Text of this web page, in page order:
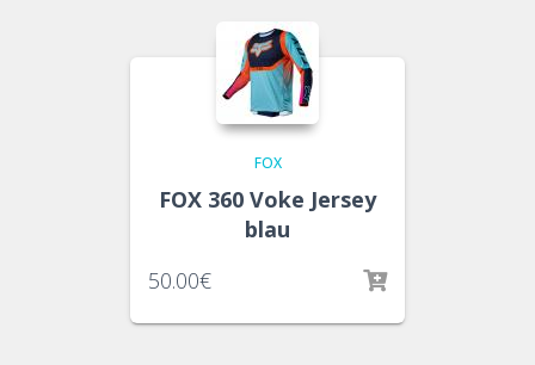
FOX
FOX 360 Voke Jersey
blau
50.00€